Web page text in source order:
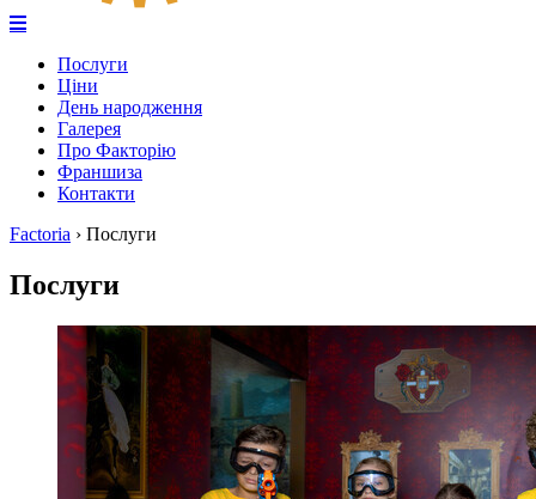
Послуги
Ціни
День народження
Галерея
Про Факторію
Франшиза
Контакти
Factoria › Послуги
Послуги